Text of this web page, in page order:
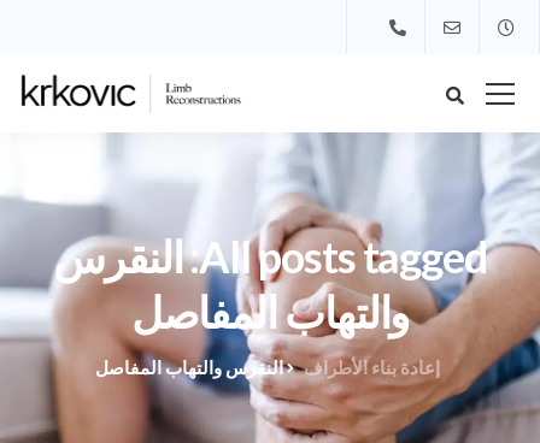
All posts tagged: النقرس
والتهاب المفاصل
إعادة بناء الأطراف النقرس والتهاب المفاصل